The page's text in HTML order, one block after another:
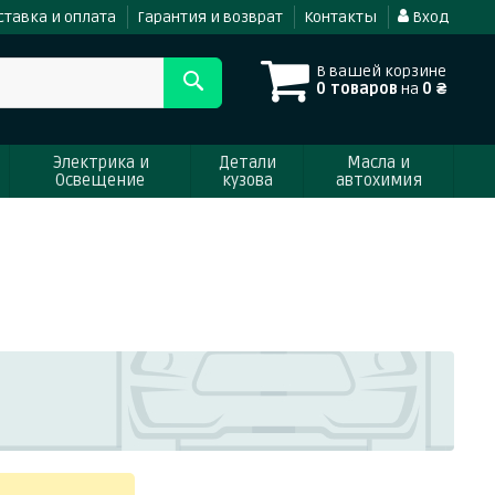
и оплата Гарантия и возврат Контакты Вход
В вашей корзине
0 товаров на 0 ₴
Электрика и
Освещение
Детали
кузова
Масла и
автохимия